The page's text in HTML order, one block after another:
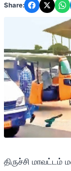
Share:
திருச்சி